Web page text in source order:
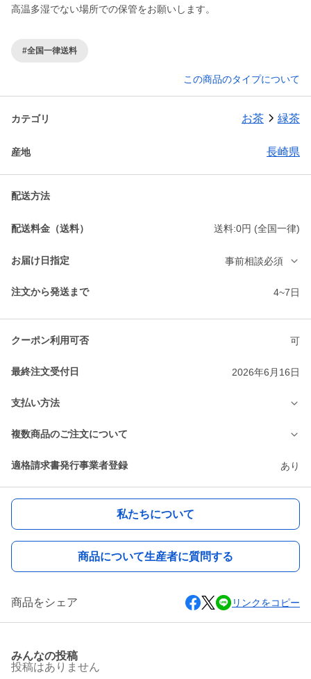
高温多湿でない場所での保管をお願いします。
#全国一律送料
この商品のタイプについて
カテゴリ お茶 緑茶
産地 長崎県
配送方法
配送料金（送料） 送料:0円 (全国一律)
お届け日指定 事前相談必須
注文から発送まで 4~7日
クーポン利用可否 可
最終注文受付日 2026年6月16日
支払い方法
複数商品のご注文について
適格請求書発行事業者登録 あり
私たちについて
商品について生産者に質問する
商品をシェア リンクをコピー
みんなの投稿
投稿はありません